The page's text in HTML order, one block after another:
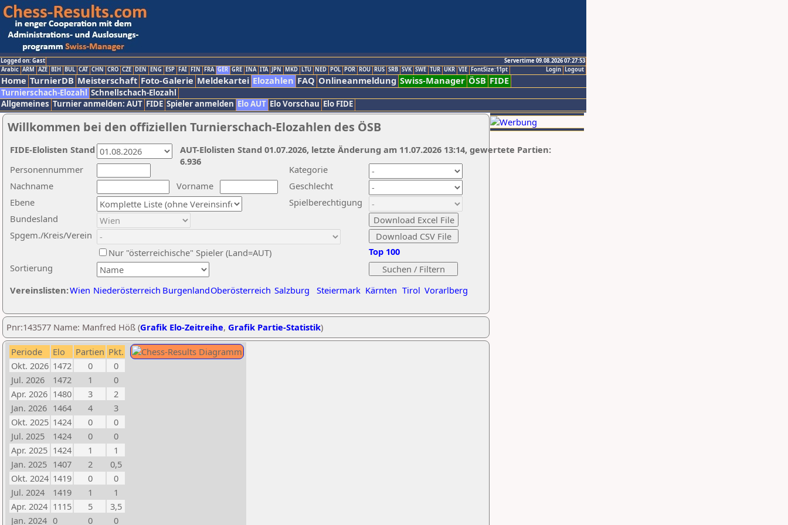
Logged on: Gast
Servertime 09.08.2026 07:27:53
Logout
Login
Arabic ARM AZE BIH BUL CAT CHN CRO CZE DEN ENG ESP FAI FIN FRA GER GRE INA ITA JPN MKD LTU NED POL POR ROU RUS SRB SVK SWE TUR UKR VIE FontSize:11pt
Home TurnierDB Meisterschaft Foto-Galerie Meldekartei Elozahlen FAQ Onlineanmeldung Swiss-Manager ÖSB FIDE
Turnierschach-Elozahl Schnellschach-Elozahl
Allgemeines Turnier anmelden: AUT FIDE Spieler anmelden Elo AUT Elo Vorschau Elo FIDE
Willkommen bei den offiziellen Turnierschach-Elozahlen des ÖSB
Nachname
Vorname
Ebene
Kategorie
Sortierung
Personennummer
Bundesland
Spgem./Kreis/Verein
Geschlecht
Nur "österreichische" Spieler (Land=AUT)
Spielberechtigung
Vereinslisten:Wien Niederösterreich BurgenlandOberösterreich Salzburg Steiermark Kärnten Tirol Vorarlberg
Top 100
AUT-Elolisten Stand 01.07.2026, letzte Änderung am 11.07.2026 13:14, gewertete Partien:
6.936
FIDE-Elolisten Stand
Pnr:143577 Name: Manfred Höß (Grafik Elo-Zeitreihe, Grafik Partie-Statistik)
Periode Elo Partien Pkt.
Okt. 2026 1472 0
0
Jul. 2026
1472 1
0
Apr. 2026 1480 3
2
Jan. 2026 1464 4
3
Okt. 2025 1424 0
0
Jul. 2025
1424 0
0
Apr. 2025 1424 1
1
Jan. 2025 1407 2
0,5
Okt. 2024 1419 0
0
Jul. 2024
1419 1
1
Apr. 2024 1115 5
3,5
Jan. 2024 0 0 0